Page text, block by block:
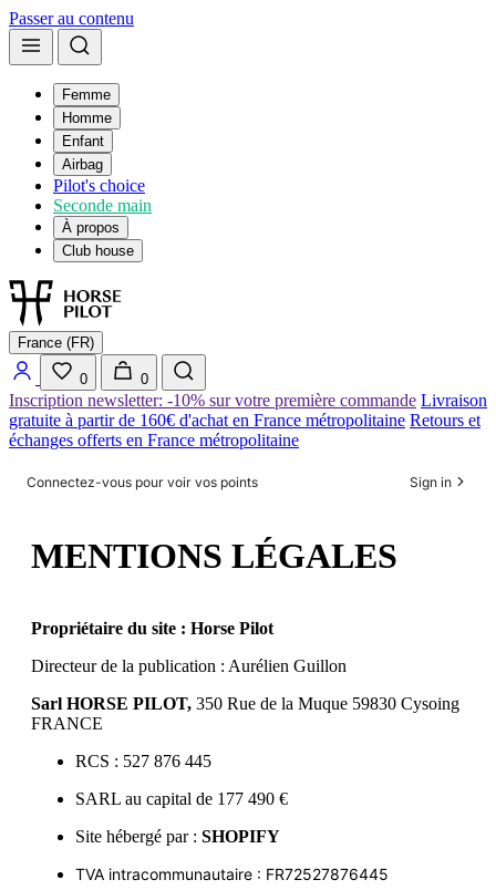
Passer au contenu
Femme
Homme
Enfant
Airbag
Pilot's choice
Seconde main
À propos
Club house
France (FR)
0 0
Inscription newsletter: -10% sur votre première commande Livraison
gratuite à partir de 160€ d'achat en France métropolitaine Retours et
échanges offerts en France métropolitaine
Connectez-vous pour voir vos points Sign in
MENTIONS LÉGALES
Propriétaire du site : Horse Pilot
Directeur de la publication : Aurélien Guillon
Sarl HORSE PILOT, 350 Rue de la Muque 59830 Cysoing
FRANCE
RCS : 527 876 445
SARL au capital de 177 490 €
Site hébergé par : SHOPIFY
TVA intracommunautaire : FR72527876445